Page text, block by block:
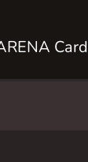
Card